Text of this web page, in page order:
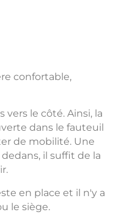
confortable,
le côté. Ainsi, la
dans le fauteuil
de mobilité. Une
il suffit de la
en place et il n'y a
le siège.